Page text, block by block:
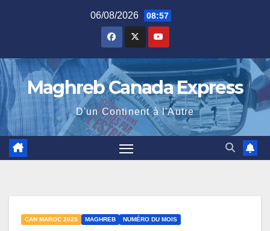
06/08/2026 08:57
Maghreb Canada Express
D'un Continent à l'Autre
CAN MAROC 2025 MAGHREB NUMÉRO DU MOIS